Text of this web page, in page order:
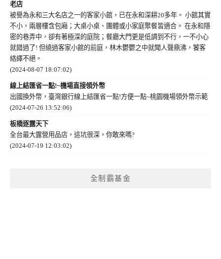
老店
被譽為永和三大名店之一的客家小館，已在永和深耕20多年。 小館其實
不小，兩層樓含包廂；大桌小桌、團體或小家庭聚餐皆適合。 在永和隱
密的巷弄中，卻有著極深的庭院；餐廳大門更是低調到不行，一不小心
就錯過了! 但繞過客家小館的前庭，林木鬱鬱之中就聞人聲鼎沸，饕客
絡繹不絕。
(2024-08-07 18:07:02)
線上結匯省一點!~機場直接領外幣
出國換外幣，臺灣銀行線上結匯省一點!方便一點~桃園機場領外幣示範
(2024-07-26 13:52:06)
板橋逐露天下
全台最大露營用品店，這坑很深，你敢來嗎?
(2024-07-19 12:03:02)
全制霸基金